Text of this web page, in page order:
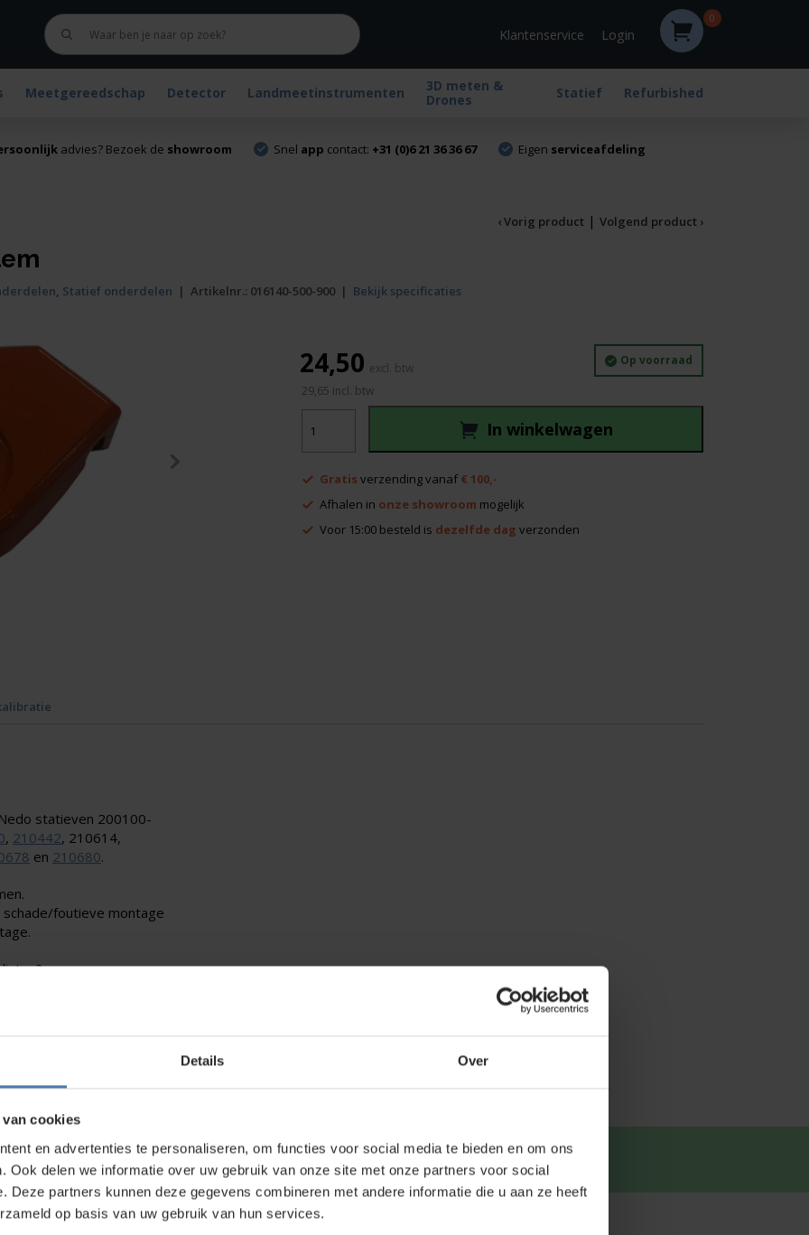
Details Over
van cookies
en advertenties te personaliseren, om functies voor social media te bieden en om ons
Ook delen we informatie over uw gebruik van onze site met onze partners voor social
Deze partners kunnen deze gegevens combineren met andere informatie die u aan ze heeft
op basis van uw gebruik van hun services.
Klantenservice Login
0
Meetgereedschap Detector Landmeetinstrumenten
3D meten &
Drones
Statief Refurbished
advies? Bezoek de showroom Snel app contact: +31 (0)6 21 36 36 67 Eigen serviceafdeling
‹ Vorig product | Volgend product ›
, Statief onderdelen | Artikelnr.: 016140-500-900 | Bekijk specificaties
Op voorraad
statief
scharnier
aantal
29,65 incl. btw
In winkelwagen
24,50
Gratis verzending vanaf € 100,-
Afhalen in onze showroom mogelijk
Voor 15:00 besteld is dezelfde dag verzonden
statieven 200100-
, 210442, 210614,
en 210680.
foutieve montage
contact?We beantwoorden je vragen graag viaWhatsapp.